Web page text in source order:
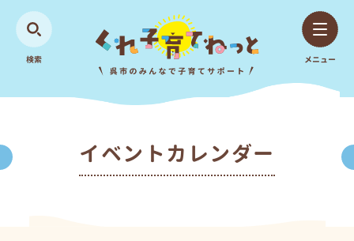
検索 メニュー
イベントカレンダー